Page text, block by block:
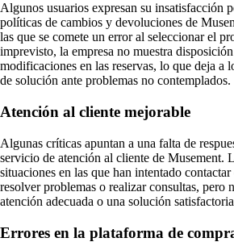
Algunos usuarios expresan su insatisfacción
políticas de cambios y devoluciones de
las que se comete un error al seleccionar el
imprevisto, la empresa no muestra
modificaciones en las reservas, lo que deja a
de solución ante problemas no contemplados.
Atención al cliente mejorable
Algunas críticas apuntan a una falta de
servicio de atención al cliente de Musement.
situaciones en las que han intentado
resolver problemas o realizar consultas, pero
atención adecuada o una solución
Errores en la plataforma de